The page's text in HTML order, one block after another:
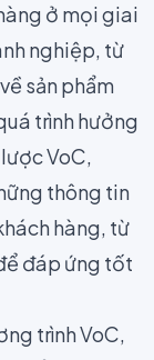
ở mọi giai
nghiệp, từ
sản phẩm
trình hưởng
VoC,
thông tin
hàng, từ
đáp ứng tốt